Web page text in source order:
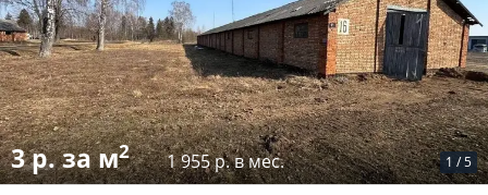
1 /5
3 р. за м2 1 955 р. в мес.